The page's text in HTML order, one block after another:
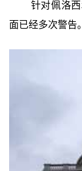
针对佩洛
面已经多次警告。